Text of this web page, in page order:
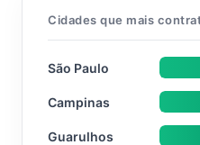
Cidades que mais
São Paulo
Campinas
Guarulhos